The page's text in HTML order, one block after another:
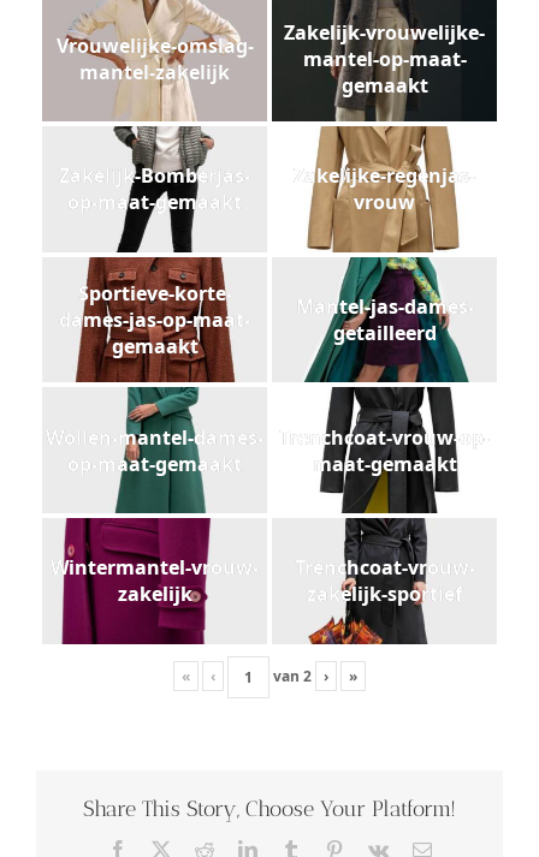
Vrouwelijke-omslag-
mantel-zakelijk
Zakelijk-vrouwelijke-
mantel-op-maat-
gemaakt
Zakelijk-Bomberjas-
op-maat-gemaakt
Zakelijke-regenjas-
vrouw
Sportieve-korte-
dames-jas-op-maat-
gemaakt
Mantel-jas-dames-
getailleerd
Wollen-mantel-dames-
op-maat-gemaakt
Trenchcoat-vrouw-op-
maat-gemaakt
Wintermantel-vrouw-
zakelijk
Trenchcoat-vrouw-
zakelijk-sportief
« ‹ van 2 › »
Share This Story, Choose Your Platform!
Facebook RedditLinkedInTumblr Pinterest
Vk E-